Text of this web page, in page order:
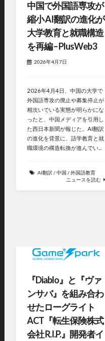
中国で外国語専攻が
縮小 AI翻訳の進化が
大学教育と就職構造
を再編 – PlusWeb3
2026年4月7日
2026年4月4日、中国の大学で
外国語専攻の廃止や募集停止が
相次いでいる実態が明らかにな
ったと、中国メディアを引用し
た西日本新聞が報じた。AI翻訳
の進化を背景に、語学教育と就
職環境の構造転換が進んでい...
AI翻訳 /中国 /外国語教育
ニュースを読む
『Diablo』と『ヴァ
ンサバ』を組み合わ
せたローグライト
ACT『転生保険株式
会社 R.I.P.』開発者イ